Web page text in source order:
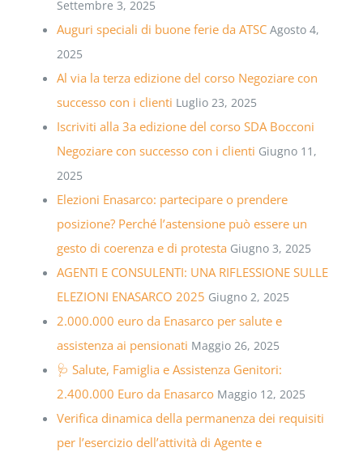
Settembre 3, 2025
Auguri speciali di buone ferie da ATSC Agosto 4,
2025
Al via la terza edizione del corso Negoziare con
successo con i clienti Luglio 23, 2025
Iscriviti alla 3a edizione del corso SDA Bocconi
Negoziare con successo con i clienti Giugno 11,
2025
Elezioni Enasarco: partecipare o prendere
posizione? Perché l’astensione può essere un
gesto di coerenza e di protesta Giugno 3, 2025
AGENTI E CONSULENTI: UNA RIFLESSIONE SULLE
ELEZIONI ENASARCO 2025 Giugno 2, 2025
2.000.000 euro da Enasarco per salute e
assistenza ai pensionati Maggio 26, 2025
🩺 Salute, Famiglia e Assistenza Genitori:
2.400.000 Euro da Enasarco Maggio 12, 2025
Verifica dinamica della permanenza dei requisiti
per l’esercizio dell’attività di Agente e